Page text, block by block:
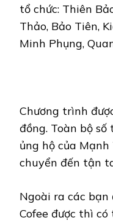
tổ chức: Thiên
Thảo, Bảo Tiên,
Minh Phụng,
Chương trình
đồng. Toàn bộ
ủng hộ của Mạnh
chuyển đến tận
Ngoài ra các bạn
Cofee được thì